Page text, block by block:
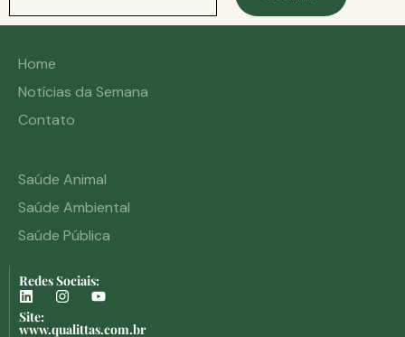
Home
Notícias da Semana
Contato
Saúde Animal
Saúde Ambiental
Saúde Pública
Redes Sociais:
Site:
www.qualittas.com.br